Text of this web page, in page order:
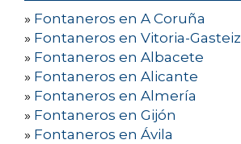
» Fontaneros en A Coruña
» Fontaneros en Vitoria-Gasteiz
» Fontaneros en Albacete
» Fontaneros en Alicante
» Fontaneros en Almería
» Fontaneros en Gijón
» Fontaneros en Ávila